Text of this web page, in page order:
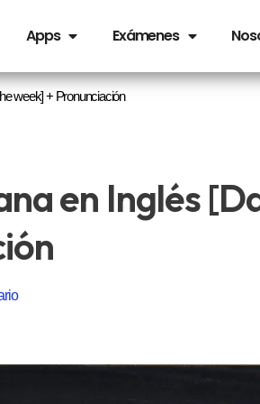
Apps Exámenes
week] + Pronunciación
en Inglés